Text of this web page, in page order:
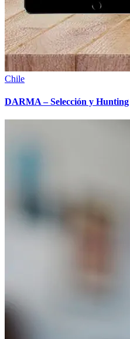
Chile
DARMA – Selección y Hunting